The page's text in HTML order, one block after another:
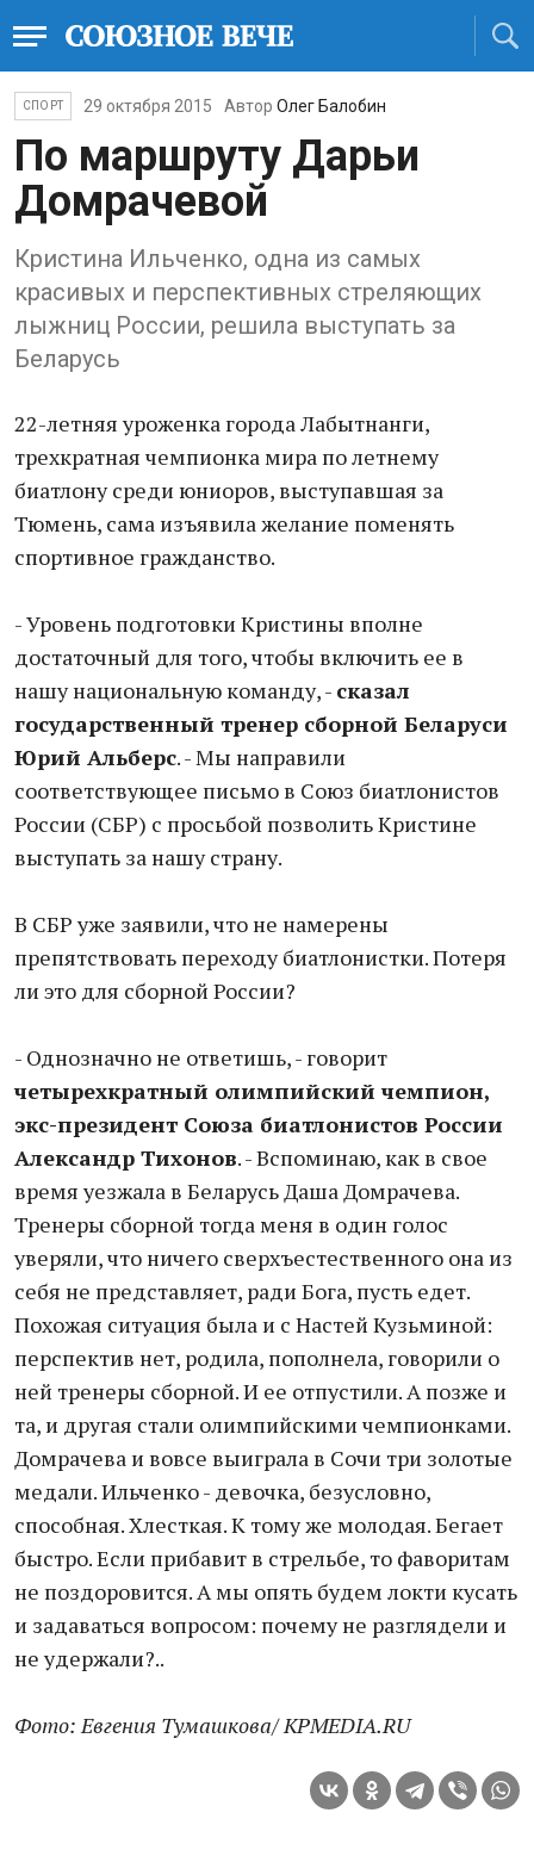
СПОРТ 29 октября 2015 Автор Олег Балобин
По маршруту Дарьи
Домрачевой
Кристина Ильченко, одна из самых
красивых и перспективных стреляющих
лыжниц России, решила выступать за
Беларусь
22-летняя уроженка города Лабытнанги,
трехкратная чемпионка мира по летнему
биатлону среди юниоров, выступавшая за
Тюмень, сама изъявила желание поменять
спортивное гражданство.
- Уровень подготовки Кристины вполне
достаточный для того, чтобы включить ее в
нашу национальную команду, - сказал
государственный тренер сборной Беларуси
Юрий Альберс. - Мы направили
соответствующее письмо в Союз биатлонистов
России (СБР) с просьбой позволить Кристине
выступать за нашу страну.
В СБР уже заявили, что не намерены
препятствовать переходу биатлонистки. Потеря
ли это для сборной России?
- Однозначно не ответишь, - говорит
четырехкратный олимпийский чемпион,
экс-президент Союза биатлонистов России
Александр Тихонов. - Вспоминаю, как в свое
время уезжала в Беларусь Даша Домрачева.
Тренеры сборной тогда меня в один голос
уверяли, что ничего сверхъестественного она из
себя не представляет, ради Бога, пусть едет.
Похожая ситуация была и с Настей Кузьминой:
перспектив нет, родила, пополнела, говорили о
ней тренеры сборной. И ее отпустили. А позже и
та, и другая стали олимпийскими чемпионками.
Домрачева и вовсе выиграла в Сочи три золотые
медали. Ильченко - девочка, безусловно,
способная. Хлесткая. К тому же молодая. Бегает
быстро. Если прибавит в стрельбе, то фаворитам
не поздоровится. А мы опять будем локти кусать
и задаваться вопросом: почему не разглядели и
не удержали?..
Фото: Евгения Тумашкова/ KPMEDIA.RU